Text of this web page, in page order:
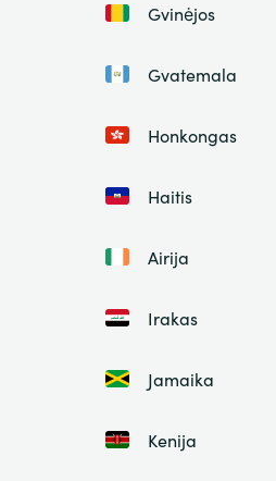
Gvinėjos
Gvatemala
Honkongas
Haitis
Airija
Irakas
Jamaika
Kenija